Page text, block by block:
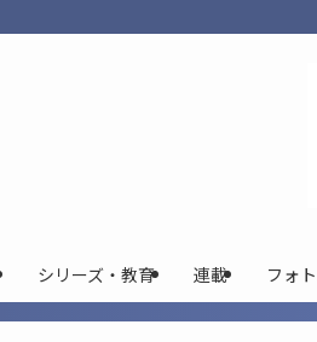
シリーズ・教育 連載 フォ